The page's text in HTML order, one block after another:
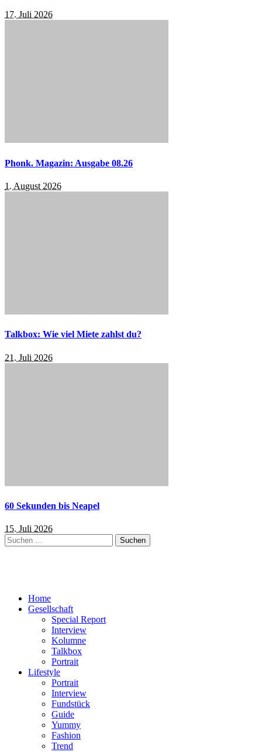
17. Juli 2026
Phonk. Magazin: Ausgabe 08.26
1. August 2026
Talkbox: Wie viel Miete zahlst du?
21. Juli 2026
60 Sekunden bis Neapel
15. Juli 2026
Suchen
nach:
Home
Gesellschaft
Special Report
Interview
Kolumne
Talkbox
Portrait
Lifestyle
Portrait
Interview
Fundstück
Guide
Yummy
Fashion
Trend